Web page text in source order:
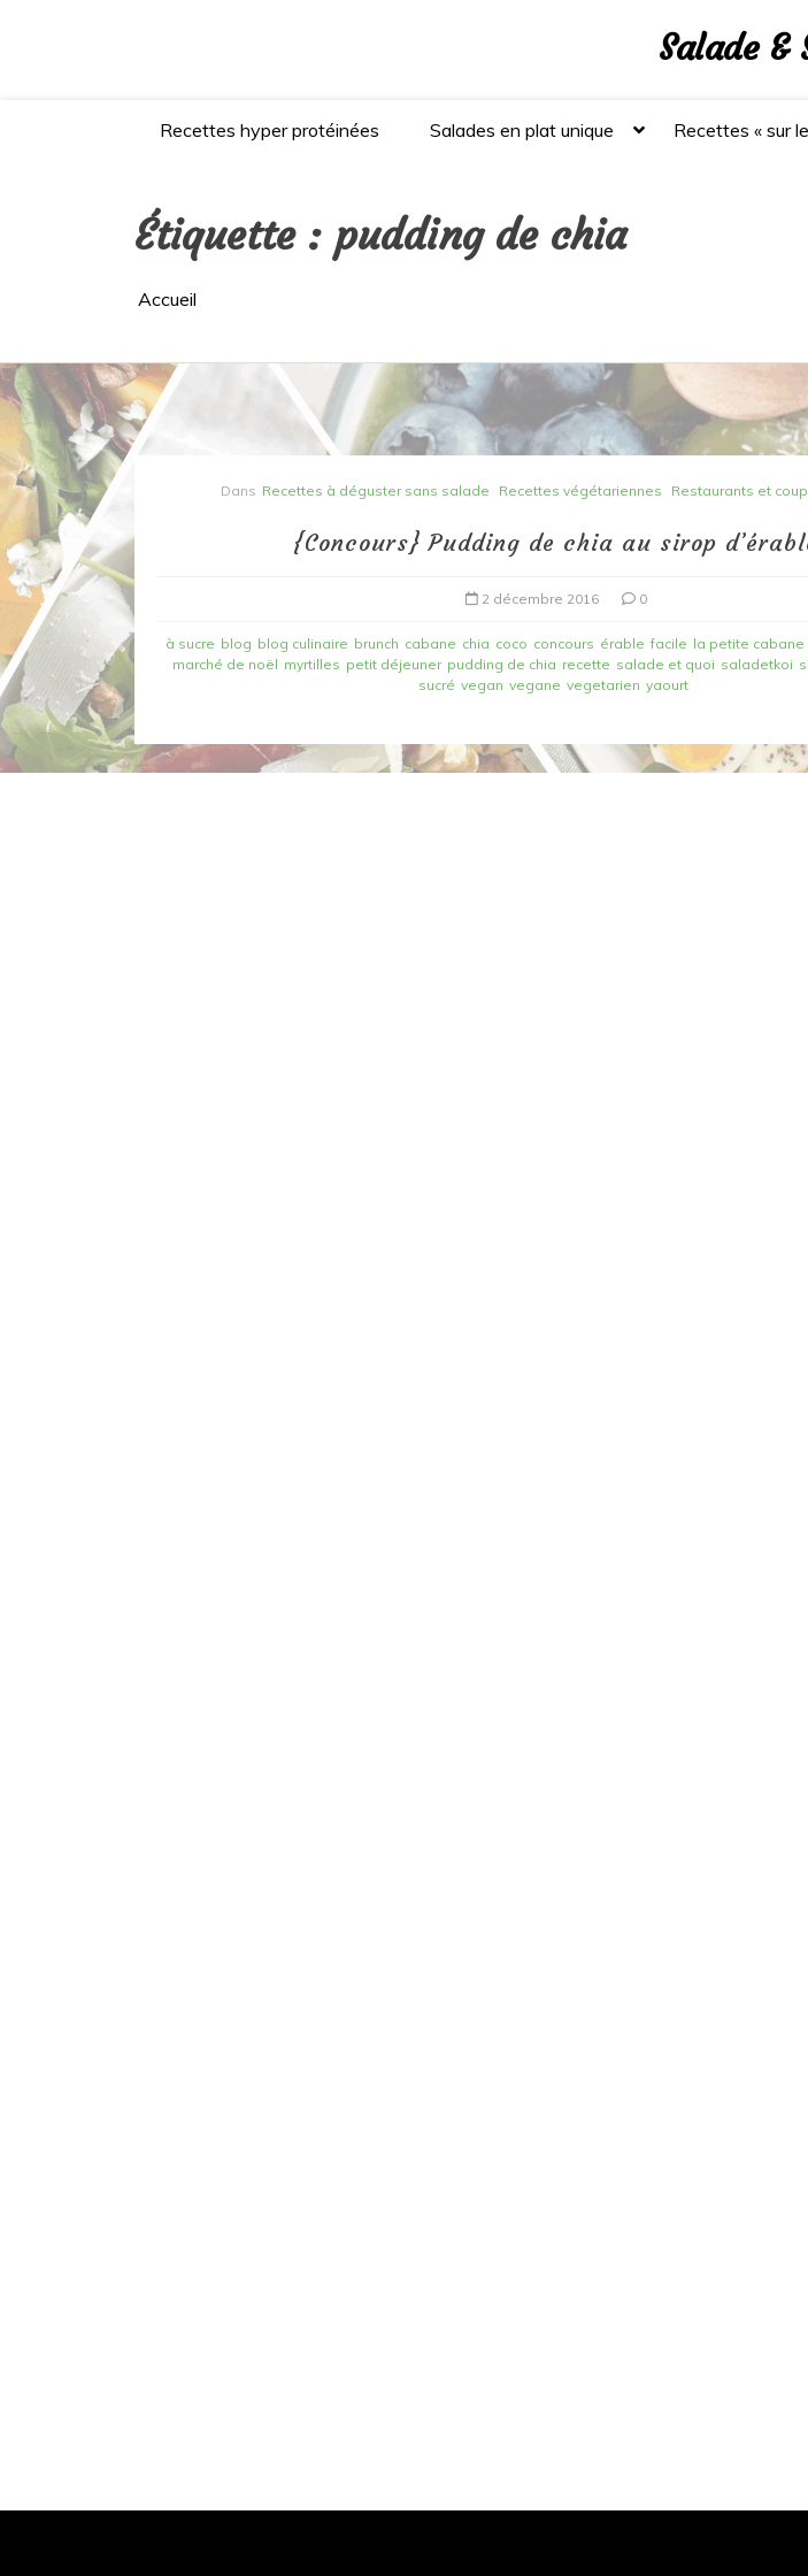
Salade &
Recettes hyper protéinées Salades en plat unique Recettes « sur
Étiquette : pudding de chia
Accueil
Dans Recettes à déguster sans salade Recettes végétariennes Restaurants et
{Concours} Pudding de chia au sirop
2 décembre 2016 0
à sucre blog blog culinaire brunch cabane chia coco concours érable facile la petite cabane
marché de noël myrtilles petit déjeuner pudding de chia recette salade et quoi saladetkoi
sucré vegan vegane vegetarien yaourt